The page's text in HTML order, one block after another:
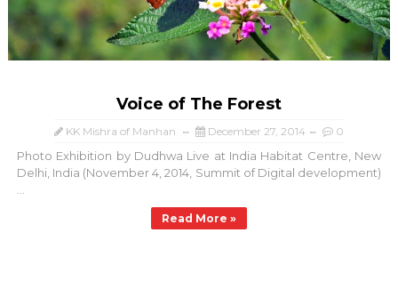
Voice of The Forest
KK Mishra of Manhan December 27, 2014 0
Photo Exhibition by Dudhwa Live at India Habitat Centre, New
Delhi, India (November 4, 2014, Summit of Digital development)
...
Read More »